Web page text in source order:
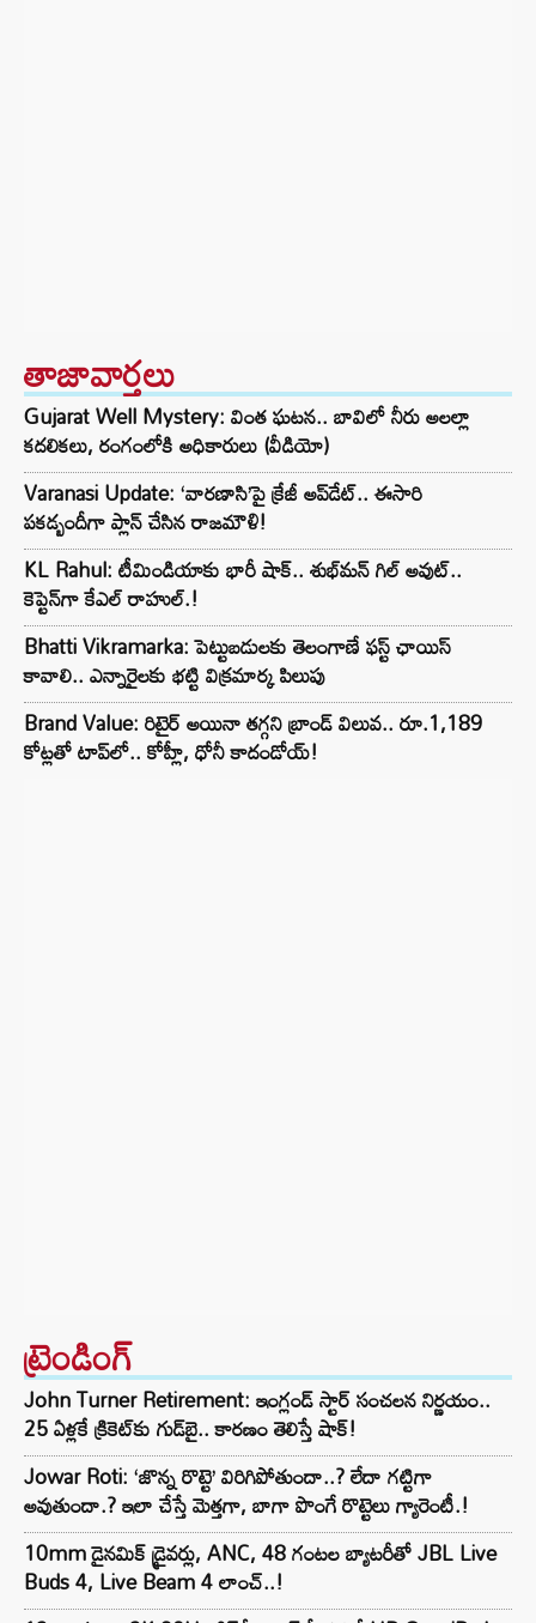
తాజావార్తలు
Gujarat Well Mystery: వింత ఘటన.. బావిలో నీరు అలల్లా
కదలికలు, రంగంలోకి అధికారులు (వీడియో)
Varanasi Update: ‘వారణాసి’పై క్రేజీ అప్‌డేట్.. ఈసారి
పకడ్బందీగా ప్లాన్ చేసిన రాజమౌళి!
KL Rahul: టీమిండియాకు భారీ షాక్.. శుభ్‌మన్ గిల్ అవుట్..
కెప్టెన్‌గా కేఎల్ రాహుల్.!
Bhatti Vikramarka: పెట్టుబడులకు తెలంగాణే ఫస్ట్ ఛాయిస్
కావాలి.. ఎన్నారైలకు భట్టి విక్రమార్క పిలుపు
Brand Value: రిటైర్ అయినా తగ్గని బ్రాండ్ విలువ.. రూ.1,189
కోట్లతో టాప్‌లో.. కోహ్లీ, ధోనీ కాదండోయ్!
ట్రెండింగ్‌
John Turner Retirement: ఇంగ్లండ్ స్టార్ సంచలన నిర్ణయం..
25 ఏళ్లకే క్రికెట్‌కు గుడ్‌బై.. కారణం తెలిస్తే షాక్!
Jowar Roti: ‘జొన్న రొట్టె’ విరిగిపోతుందా..? లేదా గట్టిగా
అవుతుందా.? ఇలా చేస్తే మెత్తగా, బాగా పొంగే రొట్టెలు గ్యారెంటీ.!
10mm డైనమిక్ డ్రైవర్లు, ANC, 48 గంటల బ్యాటరీతో JBL Live
Buds 4, Live Beam 4 లాంచ్..!